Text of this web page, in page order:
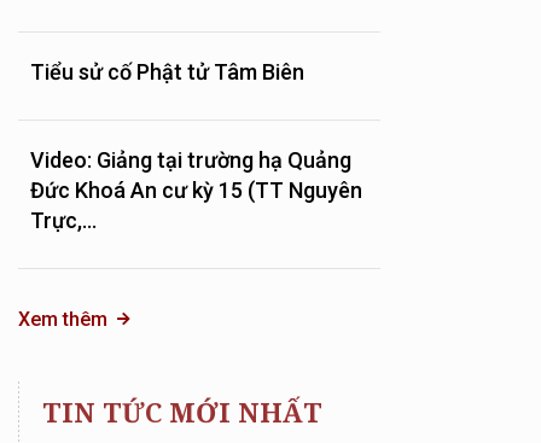
Tiểu sử cố Phật tử Tâm Biên
Video: Giảng tại trường hạ Quảng
Đức Khoá An cư kỳ 15 (TT Nguyên
Trực,...
Xem thêm
TIN TỨC MỚI NHẤT